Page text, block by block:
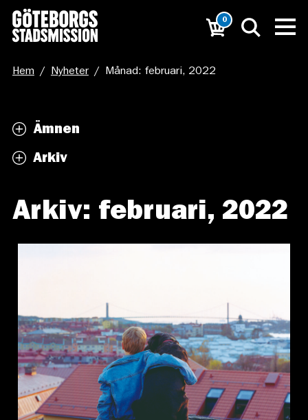
0
Hem / Nyheter / Månad: februari, 2022
Ämnen
Arkiv
Arkiv: februari, 2022